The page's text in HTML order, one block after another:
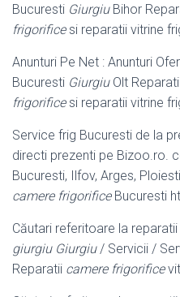
Bucuresti GiurgiuBihor
frigorificesi reparatii vitrine
Anunturi Pe Net : Anunturi
Bucuresti GiurgiuOlt
frigorificesi reparatii vitrine
Service frig Bucuresti de la
directi prezenti pe Bizoo.ro.
Bucuresti, Ilfov, Arges,
camere frigorificeBucuresti
Căutari referitoare la
giurgiu Giurgiu/ Servicii /
Reparatii camere frigorifice